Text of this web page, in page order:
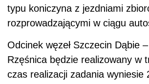
typu koniczyna z jezdniami
rozprowadzającymi w ciągu
Odcinek węzeł Szczecin Dąbie –
Rzęśnica będzie realizowany w
czas realizacji zadania wyniesie